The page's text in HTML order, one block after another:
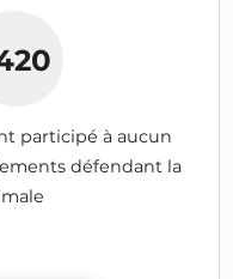
participé à aucun
défendant la